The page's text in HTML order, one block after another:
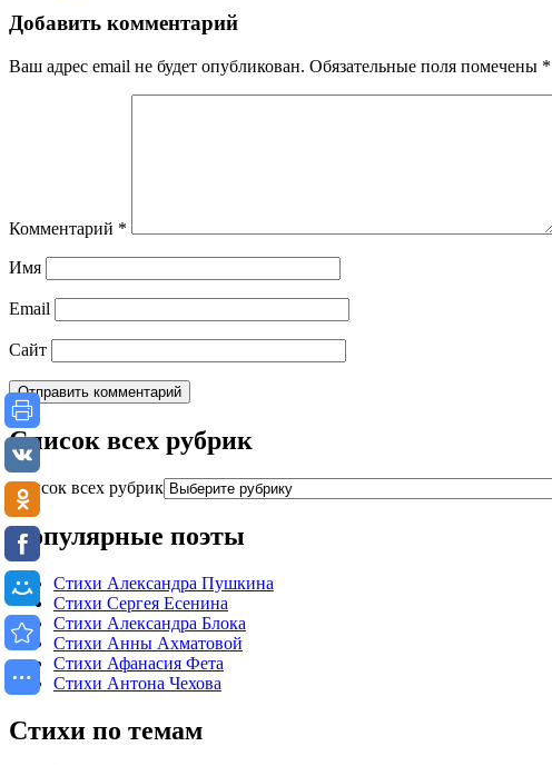
Добавить комментарий
Ваш адрес email не будет опубликован. Обязательные поля помечены *
Комментарий *
Имя
Email
Сайт
Список всех рубрик
Список всех рубрик
Популярные поэты
Стихи Александра Пушкина
Стихи Сергея Есенина
Стихи Александра Блока
Стихи Анны Ахматовой
Стихи Афанасия Фета
Стихи Антона Чехова
Стихи по темам